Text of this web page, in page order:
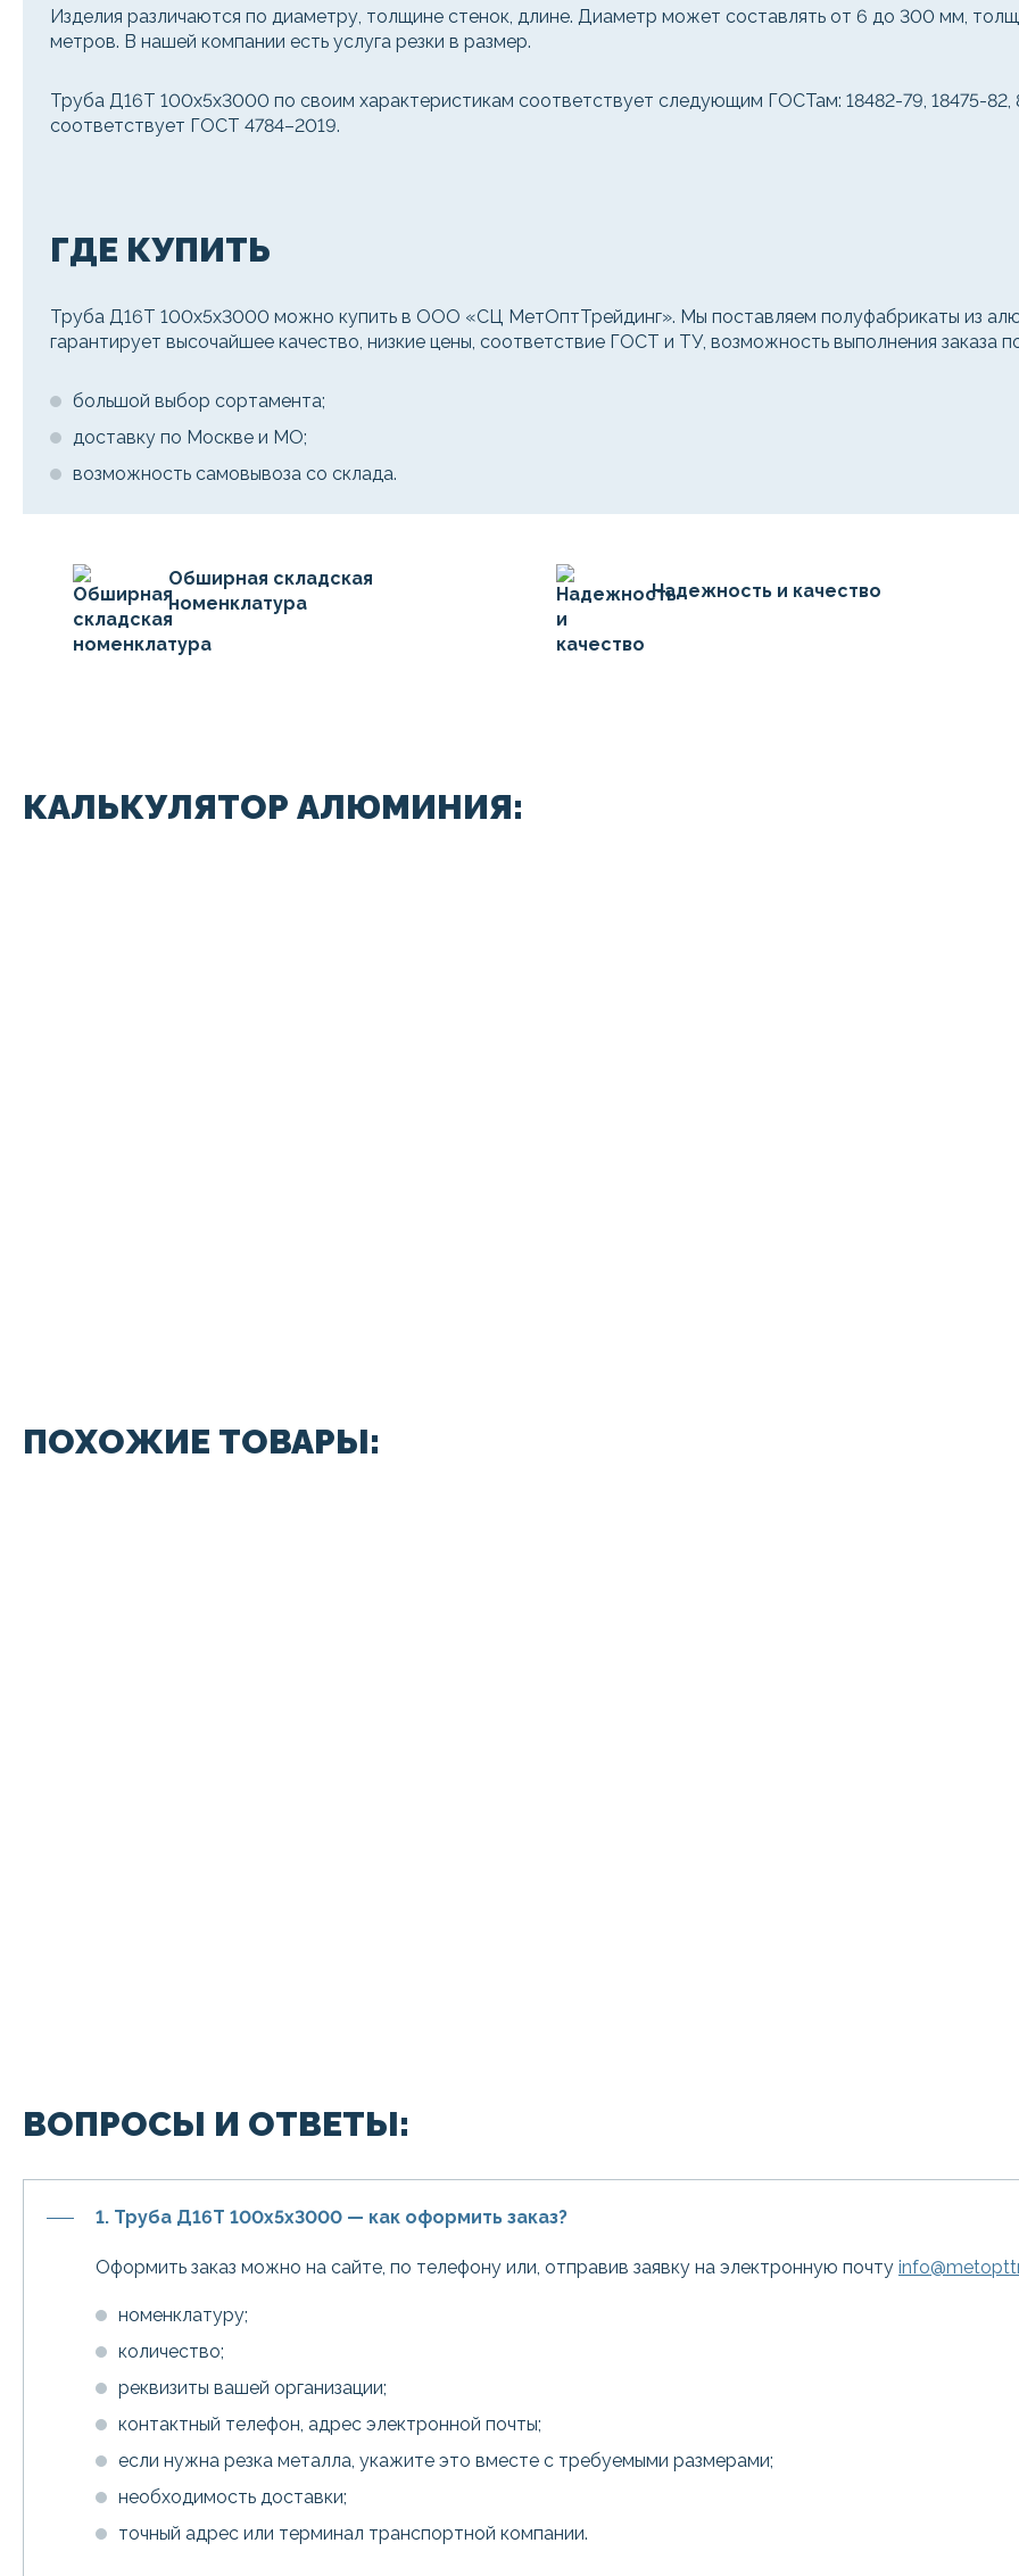
Изделия различаются по диаметру, толщине стенок, длине. Диаметр может составлять от 6 до 300 мм,
метров. В нашей компании есть услуга резки в размер.
Труба Д16Т 100х5х3000 по своим характеристикам соответствует следующим ГОСТам: 18482-79, 18475-82,
соответствует ГОСТ 4784–2019.
ГДЕ КУПИТЬ
Труба Д16Т 100х5х3000 можно купить в ООО «СЦ МетОптТрейдинг». Мы поставляем полуфабрикаты из
гарантирует высочайшее качество, низкие цены, соответствие ГОСТ и ТУ, возможность выполнения заказа
большой выбор сортамента;
доставку по Москве и МО;
возможность самовывоза со склада.
Обширная складская
номенклатура
Надежность и качество
КАЛЬКУЛЯТОР АЛЮМИНИЯ:
ПОХОЖИЕ ТОВАРЫ:
ВОПРОСЫ И ОТВЕТЫ:
1. Труба Д16Т 100х5х3000 — как оформить заказ?
Оформить заказ можно на сайте, по телефону или, отправив заявку на электронную почту
номенклатуру;
количество;
реквизиты вашей организации;
контактный телефон, адрес электронной почты;
если нужна резка металла, укажите это вместе с требуемыми размерами;
необходимость доставки;
точный адрес или терминал транспортной компании.